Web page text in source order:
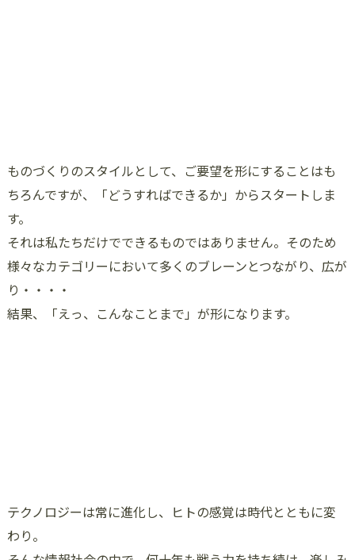
ものづくりのスタイルとして、ご要望を形にすることはも
ちろんですが、「どうすればできるか」からスタートしま
す。
それは私たちだけでできるものではありません。そのため
様々なカテゴリーにおいて多くのブレーンとつながり、広が
り・・・・
結果、「えっ、こんなことまで」が形になります。
テクノロジーは常に進化し、ヒトの感覚は時代とともに変
わり。